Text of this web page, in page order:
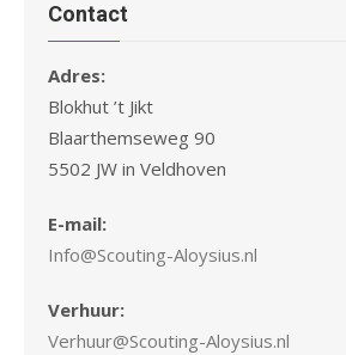
Contact
Adres:
Blokhut ’t Jikt
Blaarthemseweg 90
5502 JW in Veldhoven
E-mail:
Info@Scouting-Aloysius.nl
Verhuur:
Verhuur@Scouting-Aloysius.nl